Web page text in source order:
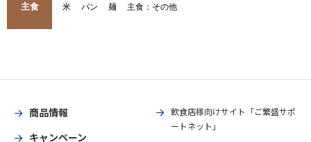
主食 米 パン 麺 主食：その他
商品情報
キャンペーン
飲食店様向けサイト「ご繁盛サポ
ートネット」